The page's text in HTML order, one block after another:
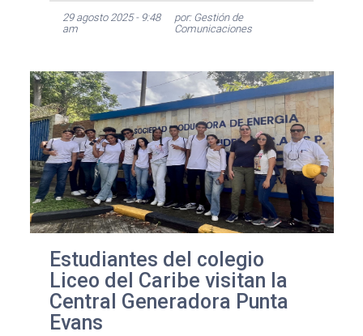
29 agosto 2025 - 9:48
am
por: Gestión de
Comunicaciones
Estudiantes del colegio
Liceo del Caribe visitan la
Central Generadora Punta
Evans